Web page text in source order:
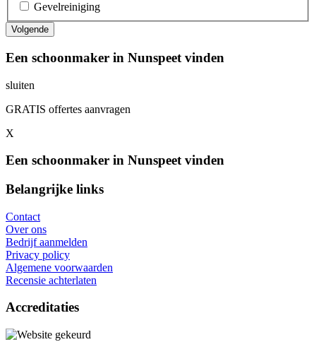
Gevelreiniging
Een schoonmaker in Nunspeet vinden
sluiten
GRATIS offertes aanvragen
X
Een schoonmaker in Nunspeet vinden
Belangrijke links
Contact
Over ons
Bedrijf aanmelden
Privacy policy
Algemene voorwaarden
Recensie achterlaten
Accreditaties